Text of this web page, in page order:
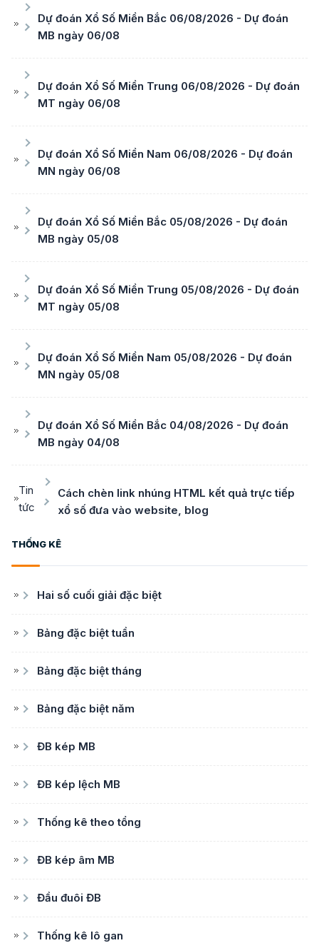
Dự đoán Xổ Số Miền Bắc 06/08/2026 - Dự đoán
MB ngày 06/08
Dự đoán Xổ Số Miền Trung 06/08/2026 - Dự đoán
MT ngày 06/08
Dự đoán Xổ Số Miền Nam 06/08/2026 - Dự đoán
MN ngày 06/08
Dự đoán Xổ Số Miền Bắc 05/08/2026 - Dự đoán
MB ngày 05/08
Dự đoán Xổ Số Miền Trung 05/08/2026 - Dự đoán
MT ngày 05/08
Dự đoán Xổ Số Miền Nam 05/08/2026 - Dự đoán
MN ngày 05/08
Dự đoán Xổ Số Miền Bắc 04/08/2026 - Dự đoán
MB ngày 04/08
Tin
tức
Cách chèn link nhúng HTML kết quả trực tiếp
xổ số đưa vào website, blog
THỐNG KÊ
Hai số cuối giải đặc biệt
Bảng đặc biệt tuần
Bảng đặc biệt tháng
Bảng đặc biệt năm
ĐB kép MB
ĐB kép lệch MB
Thống kê theo tổng
ĐB kép âm MB
Đầu đuôi ĐB
Thống kê lô gan